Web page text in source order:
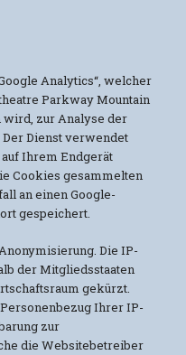
Analytics“, welcher
Parkway Mountain
wird, zur Analyse der
Dienst verwendet
Ihrem Endgerät
Cookies gesammelten
an einen Google-
gespeichert.
Die IP-
der Mitgliedsstaaten
gekürzt.
Ihrer IP-
zur
die Websitebetreiber